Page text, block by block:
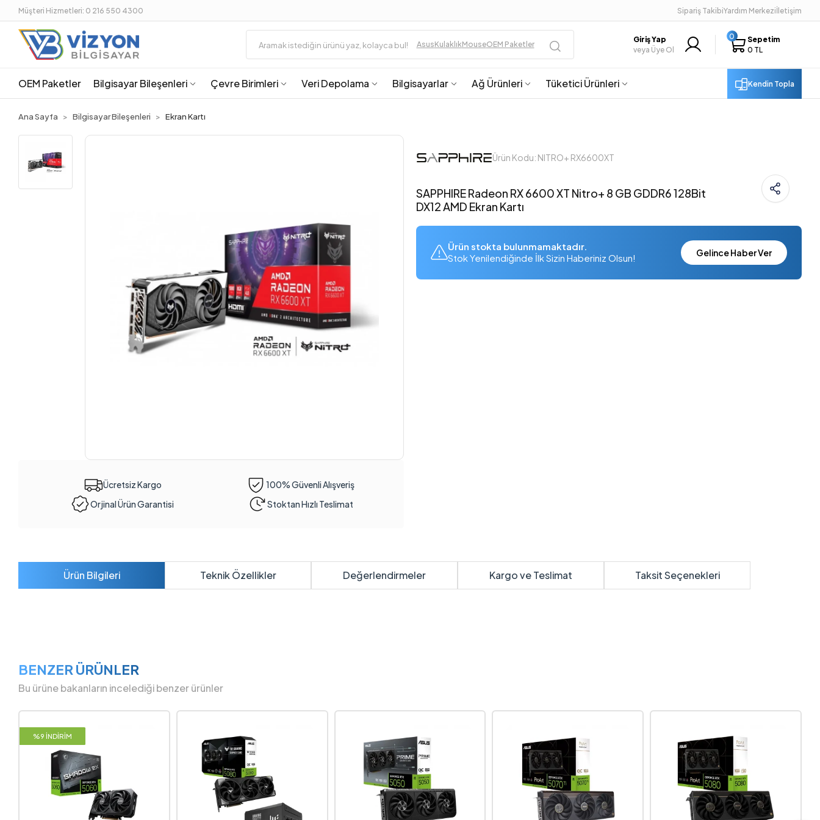
Müşteri Hizmetleri: 0 216 550 4300 Sipariş TakibiYardım Merkeziİletişim
AsusKulaklıkMouseOEM Paketler
Giriş Yap
veya Üye Ol
0
Sepetim
0 TL
OEM Paketler Bilgisayar Bileşenleri Çevre Birimleri Veri Depolama Bilgisayarlar Ağ Ürünleri Tüketici Ürünleri Kendin Topla
Ana Sayfa Bilgisayar Bileşenleri Ekran Kartı
Ücretsiz Kargo
100% Güvenli Alışveriş
Orjinal Ürün Garantisi
Stoktan Hızlı Teslimat
Ürün Kodu: NITRO+ RX6600XT
SAPPHIRE Radeon RX 6600 XT Nitro+ 8 GB GDDR6 128Bit
DX12 AMD Ekran Kartı
Ürün stokta bulunmamaktadır.
Stok Yenilendiğinde İlk Sizin Haberiniz Olsun!
Gelince Haber Ver
Ürün Bilgileri Teknik Özellikler Değerlendirmeler Kargo ve Teslimat Taksit Seçenekleri
BENZER ÜRÜNLER
Bu ürüne bakanların incelediği benzer ürünler